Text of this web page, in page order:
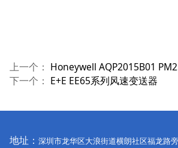
上一个： Honeywell AQP2015B01 PM2.5
下一个： E+E EE65系列风速变送器
地址： 深圳市龙华区大浪街道横朗社区福龙路